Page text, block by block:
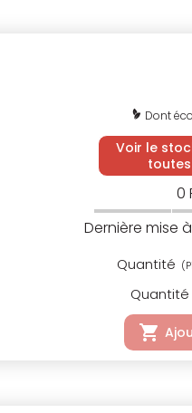
Dont
Voir le
0
Dernière mise
Quantité
Quantité